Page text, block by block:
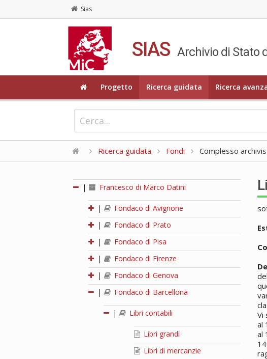
Sias
SIAS Archivio di Stato
Progetto Ricerca guidata Ricerca
Ricerca guidata Fondi Complesso
| Francesco di Marco Datini
|
Fondaco di Avignone
|
Fondaco di Prato
|
Fondaco di Pisa
|
Fondaco di Firenze
|
Fondaco di Genova
|
Fondaco di Barcellona
| Libri contabili
Libri grandi
Libri di mercanzie
Vi
al
al